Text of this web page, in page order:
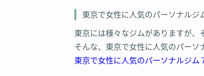
CREBIQ(クレビック)恵比寿店
BCONCEPT(ビーコンセプト)恵比寿
東京で女性に人気のパーソナルジ
東京には様々なジムがありますが、
そんな、東京で女性に人気のパーソ
東京で女性に人気のパーソナルジム